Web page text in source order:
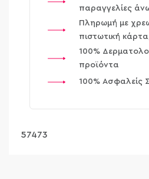
παραγγελίες
Πληρωμή με
πιστωτική
100%
προϊόντα
100% Ασφαλείς
57473